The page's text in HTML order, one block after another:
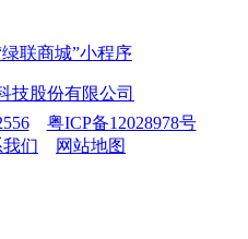
联商城”小程序
技股份有限公司
粤ICP备12028978号
们 网站地图